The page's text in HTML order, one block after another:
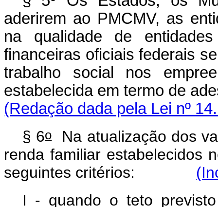
aderirem ao PMCMV, as
na qualidade de
financeiras oficiais federais
trabalho social nos
estabelecida em termo de
(Redação dada pela Lei nº
§ 6oNa atualização dos
renda familiar estabelecidos
seguintes critérios:
I - quando o teto